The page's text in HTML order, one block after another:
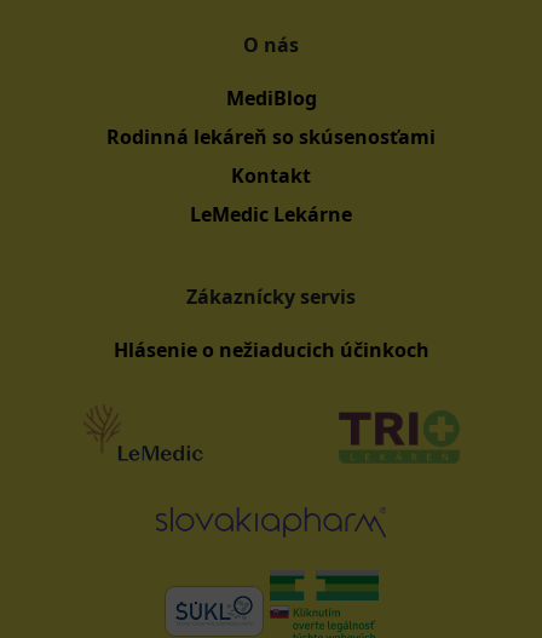
O nás
MediBlog
Rodinná lekáreň so skúsenosťami
Kontakt
LeMedic Lekárne
Zákaznícky servis
Hlásenie o nežiaducich účinkoch